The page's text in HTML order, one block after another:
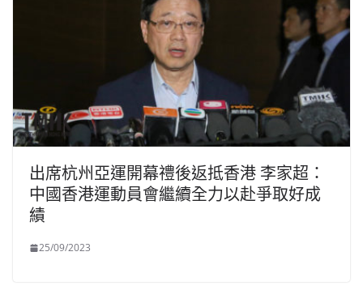
出席杭州亞運開幕禮後返抵香港 李家超：
中國香港運動員會繼續全力以赴爭取好成
績
25/09/2023